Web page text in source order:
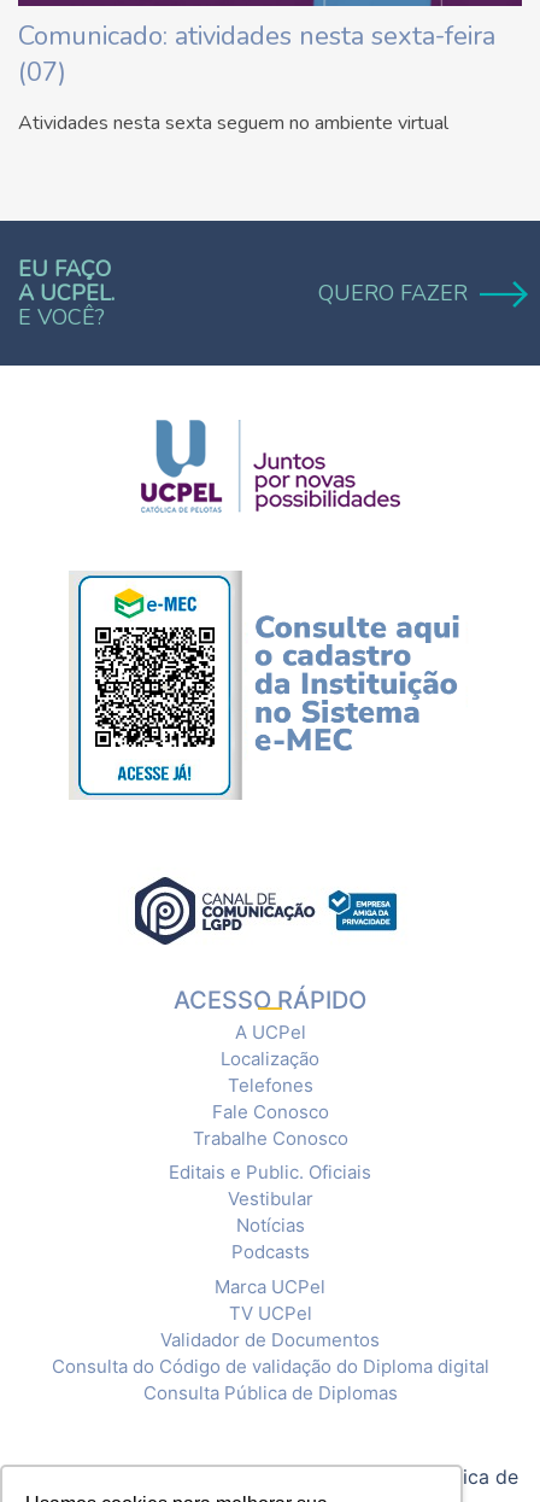
Comunicado: atividades nesta sexta-feira
(07)
Atividades nesta sexta seguem no ambiente virtual
EU FAÇO
A UCPEL.
E VOCÊ?
QUERO FAZER
ACESSO RÁPIDO
A UCPel
Localização
Telefones
Fale Conosco
Trabalhe Conosco
Editais e Public. Oficiais
Vestibular
Notícias
Podcasts
Marca UCPel
TV UCPel
Validador de Documentos
Consulta do Código de validação do Diploma digital
Consulta Pública de Diplomas
Política de